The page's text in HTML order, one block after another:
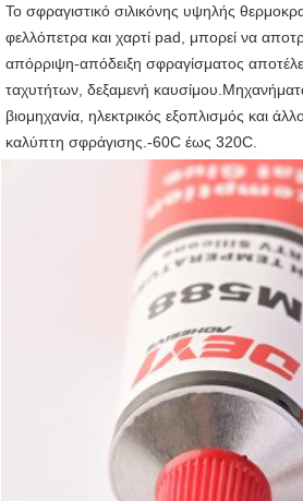
Το σφραγιστικό σιλικόνης υψηλής
φελλόπετρα και χαρτί pad, μπορεί να
απόρριψη-απόδειξη σφραγίσματος
ταχυτήτων, δεξαμενή
βιομηχανία, ηλεκτρικός εξοπλισμός και
καλύπτη σφράγισης.-60C έως 320C.